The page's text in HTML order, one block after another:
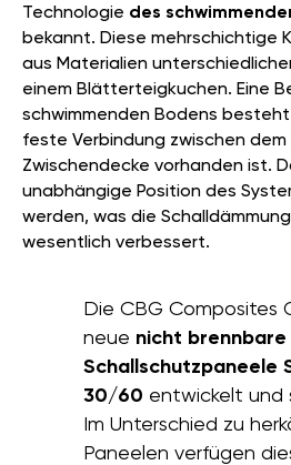
Technologie des
bekannt. Diese mehrschichtige
aus Materialien
einem Blätterteigkuchen. Eine
schwimmenden Bodens
feste Verbindung zwischen
Zwischendecke vorhanden ist.
unabhängige Position des
werden, was die
wesentlich verbessert.
Die CBG Composites
neue nicht brennbare
Schallschutzpaneele
30/60 entwickelt und
Im Unterschied zu
Paneelen verfügen